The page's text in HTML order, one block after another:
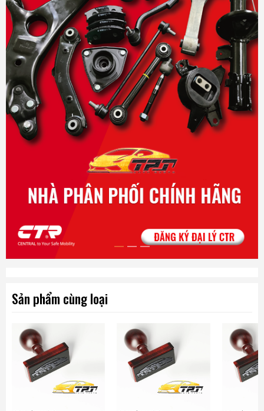
Sản phẩm cùng loại